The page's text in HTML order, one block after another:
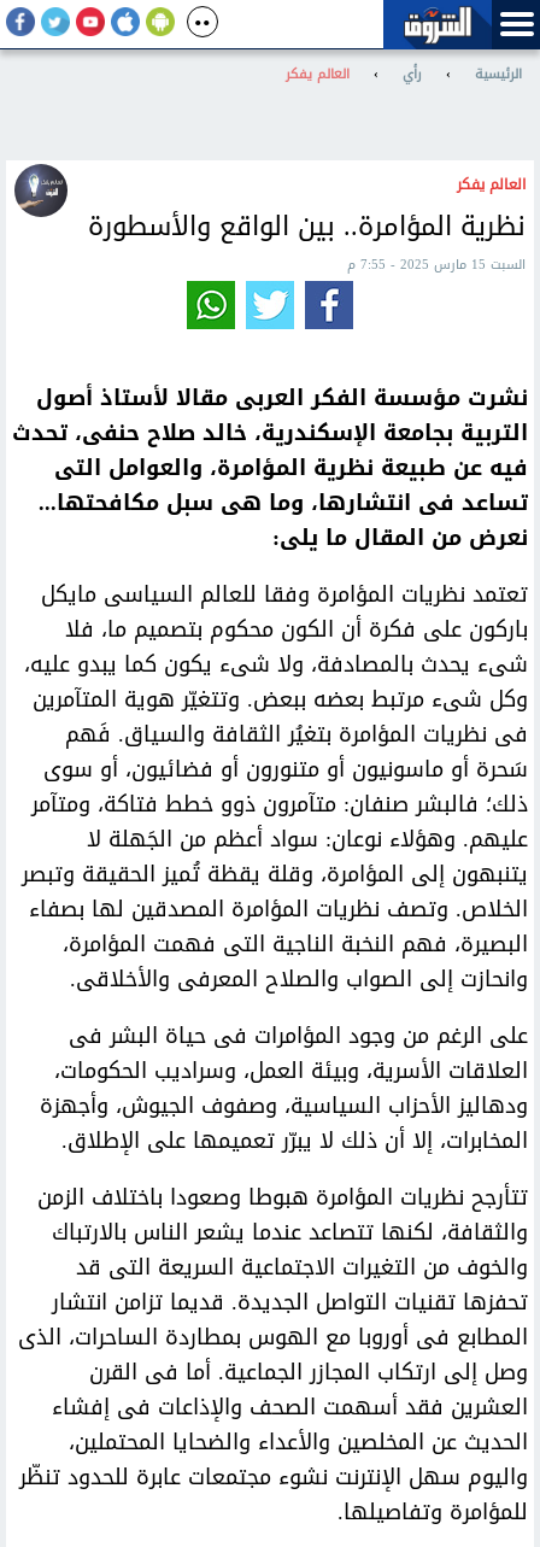
الرئيسية › رأي › العالم يفكر
العالم يفكر
نظرية المؤامرة.. بين الواقع والأسطورة
السبت 15 مارس 2025 - 7:55 م
نشرت مؤسسة الفكر العربى مقالا لأستاذ أصول
التربية بجامعة الإسكندرية، خالد صلاح حنفى، تحدث
فيه عن طبيعة نظرية المؤامرة، والعوامل التى
تساعد فى انتشارها، وما هى سبل مكافحتها...
نعرض من المقال ما يلى:
تعتمد نظريات المؤامرة وفقا للعالم السياسى مايكل
باركون على فكرة أن الكون محكوم بتصميم ما، فلا
شىء يحدث بالمصادفة، ولا شىء يكون كما يبدو عليه،
وكل شىء مرتبط بعضه ببعض. وتتغيّر هوية المتآمرين
فى نظريات المؤامرة بتغيُر الثقافة والسياق. فَهم
سَحرة أو ماسونيون أو متنورون أو فضائيون، أو سوى
ذلك؛ فالبشر صنفان: متآمرون ذوو خطط فتاكة، ومتآمر
عليهم. وهؤلاء نوعان: سواد أعظم من الجَهلة لا
يتنبهون إلى المؤامرة، وقلة يقظة تُميز الحقيقة وتبصر
الخلاص. وتصف نظريات المؤامرة المصدقين لها بصفاء
البصيرة، فهم النخبة الناجية التى فهمت المؤامرة،
وانحازت إلى الصواب والصلاح المعرفى والأخلاقى.
على الرغم من وجود المؤامرات فى حياة البشر فى
العلاقات الأسرية، وبيئة العمل، وسراديب الحكومات،
ودهاليز الأحزاب السياسية، وصفوف الجيوش، وأجهزة
المخابرات، إلا أن ذلك لا يبرّر تعميمها على الإطلاق.
تتأرجح نظريات المؤامرة هبوطا وصعودا باختلاف الزمن
والثقافة، لكنها تتصاعد عندما يشعر الناس بالارتباك
والخوف من التغيرات الاجتماعية السريعة التى قد
تحفزها تقنيات التواصل الجديدة. قديما تزامن انتشار
المطابع فى أوروبا مع الهوس بمطاردة الساحرات، الذى
وصل إلى ارتكاب المجازر الجماعية. أما فى القرن
العشرين فقد أسهمت الصحف والإذاعات فى إفشاء
الحديث عن المخلصين والأعداء والضحايا المحتملين،
واليوم سهل الإنترنت نشوء مجتمعات عابرة للحدود تنظّر
للمؤامرة وتفاصيلها.